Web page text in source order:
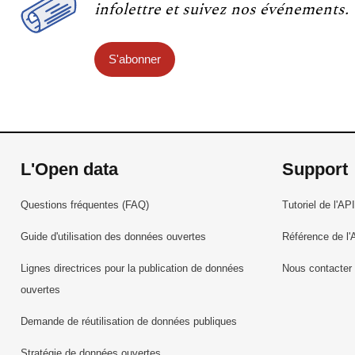
infolettre et suivez nos événements.
S'abonner
L'Open data
Questions fréquentes (FAQ)
Guide d'utilisation des données ouvertes
Lignes directrices pour la publication de données
ouvertes
Demande de réutilisation de données publiques
Support
Tutoriel de l'API
Référence de
Nous contacter